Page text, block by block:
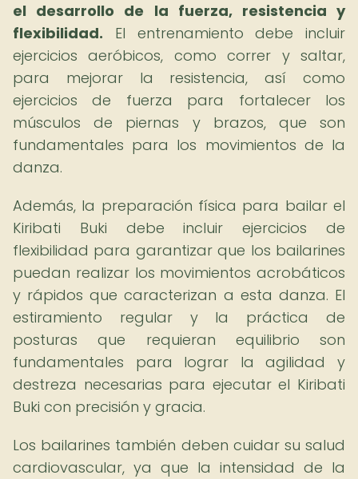
el desarrollo de la fuerza, resistencia y
flexibilidad. El entrenamiento debe incluir
ejercicios aeróbicos, como correr y saltar,
para mejorar la resistencia, así como
ejercicios de fuerza para fortalecer los
músculos de piernas y brazos, que son
fundamentales para los movimientos de la
danza.
Además, la preparación física para bailar el
Kiribati Buki debe incluir ejercicios de
flexibilidad para garantizar que los bailarines
puedan realizar los movimientos acrobáticos
y rápidos que caracterizan a esta danza. El
estiramiento regular y la práctica de
posturas que requieran equilibrio son
fundamentales para lograr la agilidad y
destreza necesarias para ejecutar el Kiribati
Buki con precisión y gracia.
Los bailarines también deben cuidar su salud
cardiovascular, ya que la intensidad de la